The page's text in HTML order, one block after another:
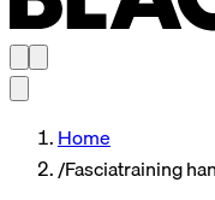
Home
/Fasciatraining